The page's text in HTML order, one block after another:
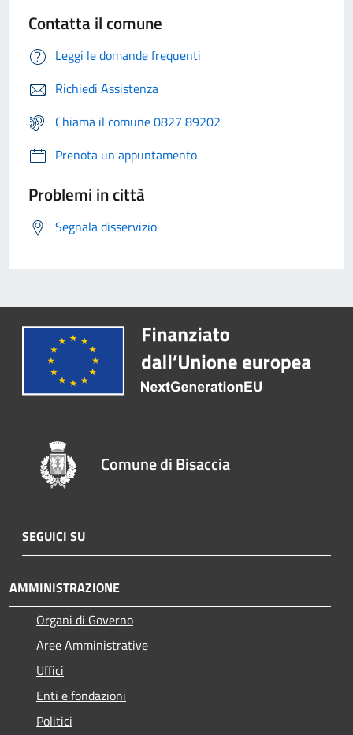
Contatta il comune
Leggi le domande frequenti
Richiedi Assistenza
Chiama il comune 0827 89202
Prenota un appuntamento
Problemi in città
Segnala disservizio
Comune di Bisaccia
SEGUICI SU
AMMINISTRAZIONE
Organi di Governo
Aree Amministrative
Uffici
Enti e fondazioni
Politici